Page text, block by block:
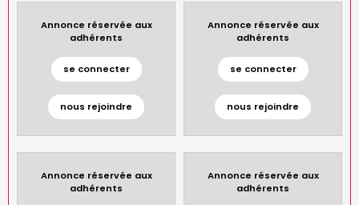
Annonce réservée aux
adhérents
se connecter
nous rejoindre
Annonce réservée aux
adhérents
se connecter
nous rejoindre
Annonce réservée aux
adhérents
Annonce réservée aux
adhérents